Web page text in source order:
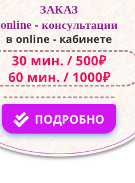
ЗАКАЗ
online - консультации
в online - кабинете
30 мин. / 500₽
60 мин. / 1000₽
ПОДРОБНО